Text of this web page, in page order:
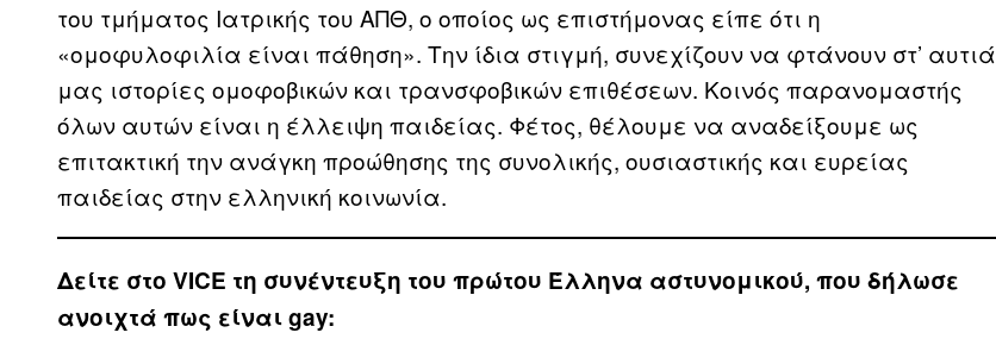
του τμήματος Ιατρικής του ΑΠΘ, ο οποίος ως επιστήμονας είπε ότι η
«ομοφυλοφιλία είναι πάθηση». Την ίδια στιγμή, συνεχίζουν να φτάνουν στ’ αυτιά
μας ιστορίες ομοφοβικών και τρανσφοβικών επιθέσεων. Κοινός παρανομαστής
όλων αυτών είναι η έλλειψη παιδείας. Φέτος, θέλουμε να αναδείξουμε ως
επιτακτική την ανάγκη προώθησης της συνολικής, ουσιαστικής και ευρείας
παιδείας στην ελληνική κοινωνία.
Δείτε στο VICE τη συνέντευξη του πρώτου Έλληνα αστυνομικού, που δήλωσε
ανοιχτά πως είναι gay: